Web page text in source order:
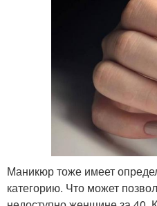
Маникюр тоже имеет
категорию. Что может